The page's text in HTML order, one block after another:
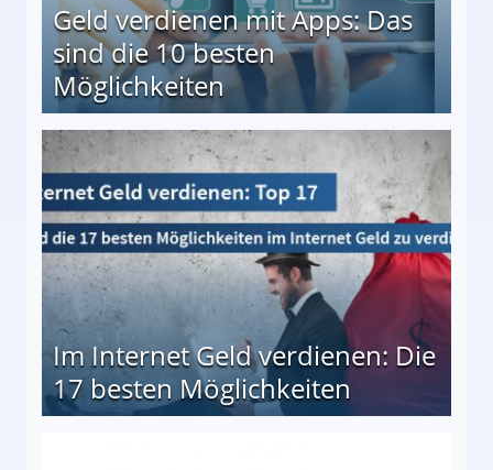
Geld verdienen mit Apps: Das
sind die 10 besten
Möglichkeiten
besten Möglichkeiten
Im Internet Geld verdienen: Die
17 besten Möglichkeiten